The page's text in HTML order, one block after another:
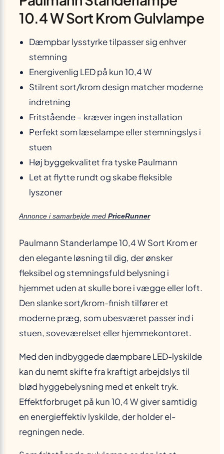
10.4 W Sort Krom Gulvlampe
Dæmpbar lysstyrke tilpasser sig enhver
stemning
Energivenlig LED på kun 10,4 W
Stilrent sort/krom design matcher moderne
indretning
Fritstående – kræver ingen installation
Perfekt som læselampe eller stemningslys i
stuen
Høj byggekvalitet fra tyske Paulmann
Let at flytte rundt og skabe fleksible
lyszoner
Annonce i samarbejde med PriceRunner
Paulmann Standerlampe 10,4 W Sort Krom er
den elegante løsning til dig, der ønsker
fleksibel og stemningsfuld belysning i
hjemmet uden at skulle bore i vægge eller loft.
Den slanke sort/krom-finish tilfører et
moderne præg, som ubesværet passer ind i
stuen, soveværelset eller hjemmekontoret.
Med den indbyggede dæmpbare LED-lyskilde
kan du nemt skifte fra kraftigt arbejdslys til
blød hyggebelysning med et enkelt tryk.
Effektforbruget på kun 10,4 W giver samtidig
en energieffektiv lyskilde, der holder el-
regningen nede.